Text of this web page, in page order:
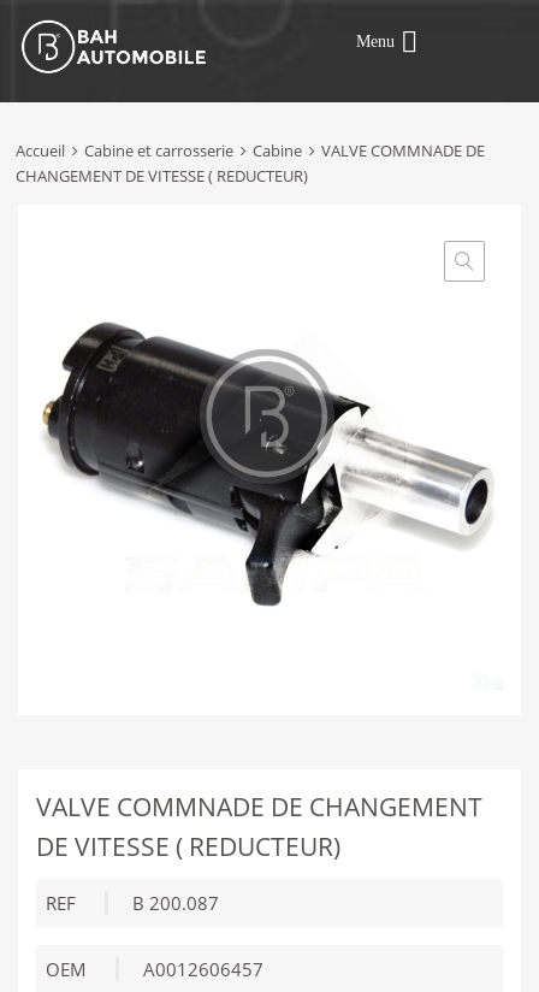
Menu
Accueil Cabine et carrosserie Cabine
VALVE COMMNADE DE
CHANGEMENT DE VITESSE ( REDUCTEUR)
VALVE COMMNADE DE CHANGEMENT
DE VITESSE ( REDUCTEUR)
REF B 200.087
OEM A0012606457